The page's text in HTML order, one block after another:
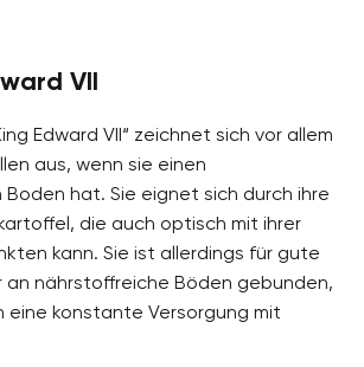
VII
Edward VII“ zeichnet sich vor allem
aus, wenn sie einen
hat. Sie eignet sich durch ihre
die auch optisch mit ihrer
kann. Sie ist allerdings für gute
an nährstoffreiche Böden gebunden,
eine konstante Versorgung mit